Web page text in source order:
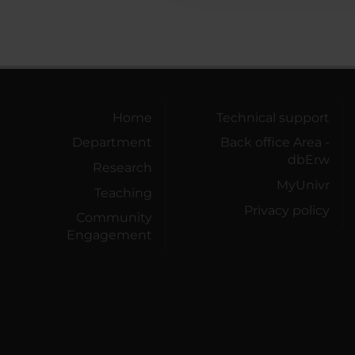
Home
Department
Research
Teaching
Community
Engagement
Technical support
Back office Area -
dbErw
MyUnivr
Privacy policy